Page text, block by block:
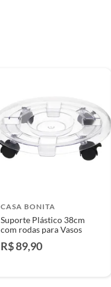
CASA BONITA
Suporte Plástico 38cm
com rodas para Vasos
R$ 89,90